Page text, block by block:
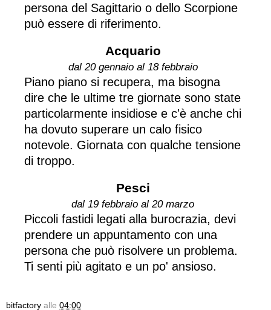
persona del Sagittario o dello Scorpione
può essere di riferimento.
Acquario
dal 20 gennaio al 18 febbraio
Piano piano si recupera, ma bisogna
dire che le ultime tre giornate sono state
particolarmente insidiose e c'è anche chi
ha dovuto superare un calo fisico
notevole. Giornata con qualche tensione
di troppo.
Pesci
dal 19 febbraio al 20 marzo
Piccoli fastidi legati alla burocrazia, devi
prendere un appuntamento con una
persona che può risolvere un problema.
Ti senti più agitato e un po' ansioso.
bitfactory alle 04:00